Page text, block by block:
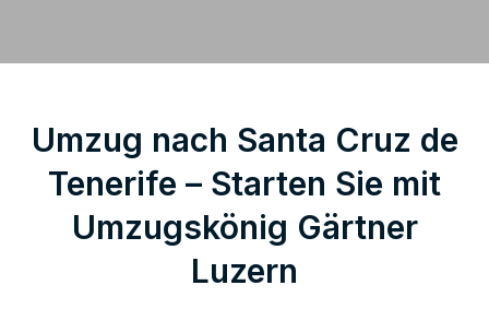
Umzug nach Santa Cruz de
Tenerife – Starten Sie mit
Umzugskönig Gärtner
Luzern